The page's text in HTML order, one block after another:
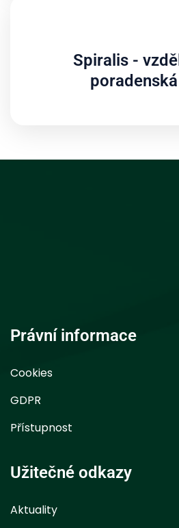
Spiralis -
Právní informace
Cookies
GDPR
Přístupnost
Užitečné odkazy
Aktuality